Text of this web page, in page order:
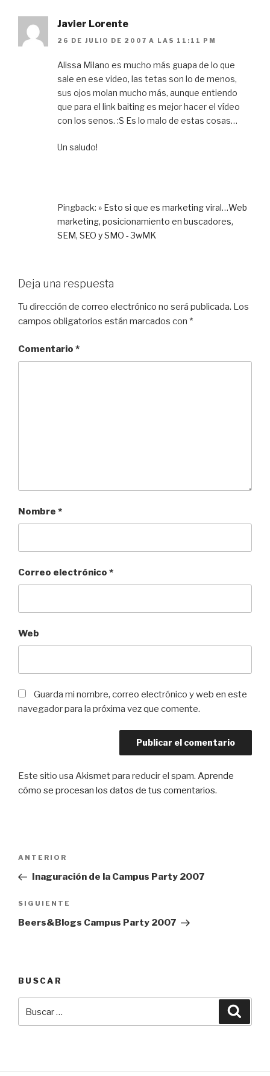
Javier Lorente
26 DE JULIO DE 2007 A LAS 11:11 PM
Alissa Milano es mucho más guapa de lo que
sale en ese video, las tetas son lo de menos,
sus ojos molan mucho más, aunque entiendo
que para el link baiting es mejor hacer el vídeo
con los senos. :S Es lo malo de estas cosas…
Un saludo!
Pingback: » Esto si que es marketing viral…Web
marketing, posicionamiento en buscadores,
SEM, SEO y SMO - 3wMK
Deja una respuesta
Tu dirección de correo electrónico no será publicada. Los
campos obligatorios están marcados con *
Comentario *
Nombre *
Correo electrónico *
Web
Guarda mi nombre, correo electrónico y web en este
navegador para la próxima vez que comente.
Este sitio usa Akismet para reducir el spam. Aprende
cómo se procesan los datos de tus comentarios.
entradas
Entrada
anterior:
ANTERIOR
Inaguración de la Campus Party 2007
Siguiente
entrada
SIGUIENTE
Beers&Blogs Campus Party 2007
BUSCAR